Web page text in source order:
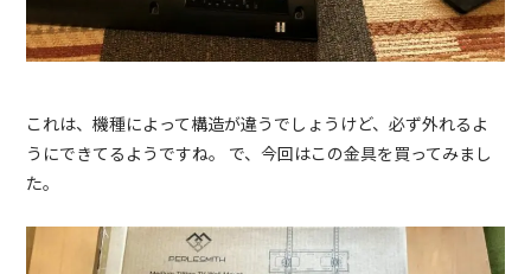
これは、機種によって構造が違うでしょうけど、必ず外れるよ
うにできてるようですね。 で、今回はこの金具を買ってみまし
た。